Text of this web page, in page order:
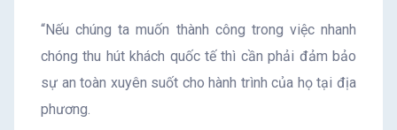
“Nếu chúng ta muốn thành công trong việc nhanh
chóng thu hút khách quốc tế thì cần phải đảm bảo
sự an toàn xuyên suốt cho hành trình của họ tại địa
phương.